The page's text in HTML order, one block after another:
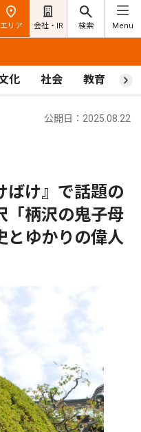
エリア 会社・IR 検索 Menu
化 社会 教育 ス
公開日：2025.08.22
ばけ』で話題の
「柄沢の鬼子母
とゆかりの偉人